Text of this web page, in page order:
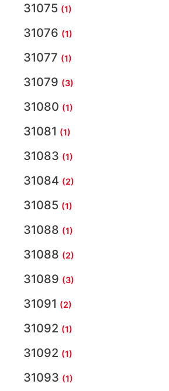
31075 (1)
31076 (1)
31077 (1)
31079 (3)
31080 (1)
31081 (1)
31083 (1)
31084 (2)
31085 (1)
31088 (1)
31088 (2)
31089 (3)
31091 (2)
31092 (1)
31092 (1)
31093 (1)